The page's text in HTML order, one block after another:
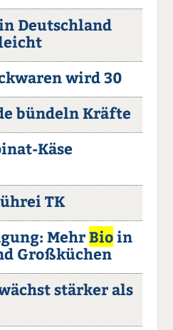
Deutschland
wird 30
bündeln Kräfte
Käse
TK
MehrBioin
Großküchen
stärker als